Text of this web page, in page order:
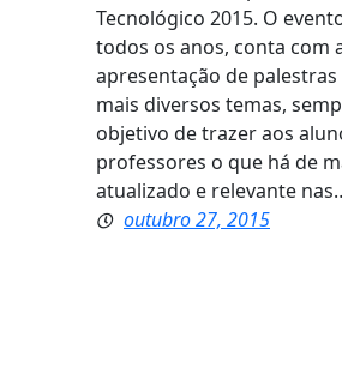
Tecnológico 2015. O
todos os anos, conta com
apresentação de
mais diversos temas,
objetivo de trazer aos
professores o que há de
atualizado e relevante
outubro 27, 2015